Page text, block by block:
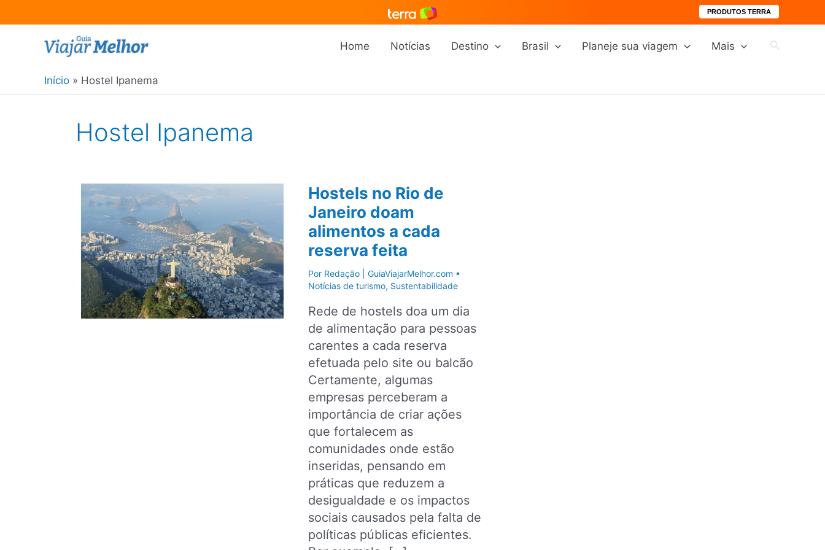
PRODUTOS TERRA
conteúdo
Home Notícias Destino Brasil Planeje sua viagem Mais Pesquisar
Início Hostel Ipanema
Hostel Ipanema
Hostels no Rio de
Janeiro doam
alimentos a cada
reserva feita
Por Redação | GuiaViajarMelhor.com •
Notícias de turismo, Sustentabilidade
Rede de hostels doa um dia
de alimentação para pessoas
carentes a cada reserva
efetuada pelo site ou balcão
Certamente, algumas
empresas perceberam a
importância de criar ações
que fortalecem as
comunidades onde estão
inseridas, pensando em
práticas que reduzem a
desigualdade e os impactos
sociais causados pela falta de
políticas públicas eficientes.